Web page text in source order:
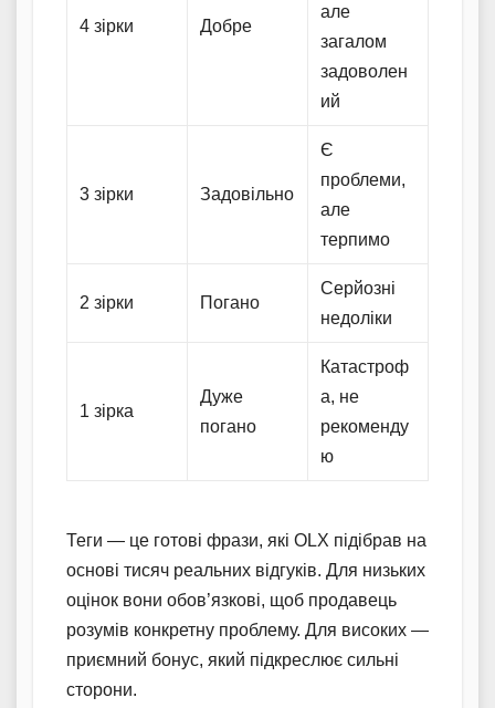
4 зірки Добре
але
загалом
задоволен
ий
3 зірки Задовільно
Є
проблеми,
але
терпимо
2 зірки Погано
Серйозні
недоліки
1 зірка
Дуже
погано
Катастроф
а, не
рекоменду
ю
Теги — це готові фрази, які OLX підібрав на
основі тисяч реальних відгуків. Для низьких
оцінок вони обов’язкові, щоб продавець
розумів конкретну проблему. Для високих —
приємний бонус, який підкреслює сильні
сторони.